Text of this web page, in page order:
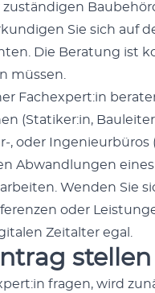
zuständi­gen
Sie sich auf
Die Beratung ist
müssen.
Fachexpert:in
(Statiker:in,
oder
Abwand­lun­gen
Wen­den Sie
oder
Zeital­ter egal.
stellen
fra­gen, wird